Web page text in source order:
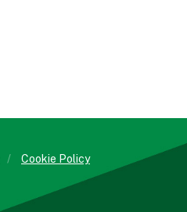
/ Cookie Policy